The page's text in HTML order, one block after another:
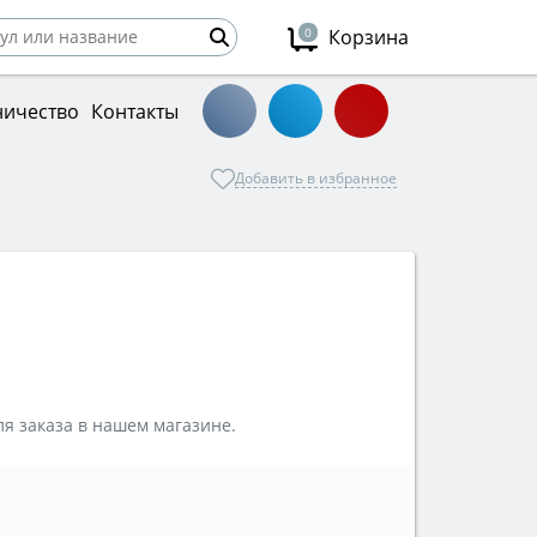
0 Корзина
Контакты
Добавить в избранное
заказа в нашем магазине.